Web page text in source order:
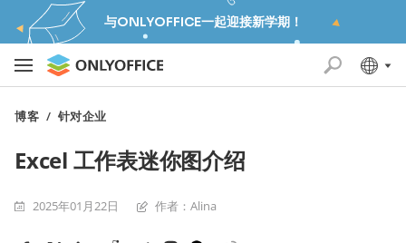
与ONLYOFFICE一起迎接新学期！
博客 / 针对企业
Excel 工作表迷你图介绍
2025年01月22日 作者：Alina